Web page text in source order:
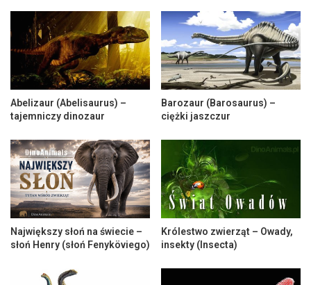
Abelizaur (Abelisaurus) –
tajemniczy dinozaur
Barozaur (Barosaurus) –
ciężki jaszczur
Największy słoń na świecie –
słoń Henry (słoń Fenyköviego)
Królestwo zwierząt – Owady,
insekty (Insecta)